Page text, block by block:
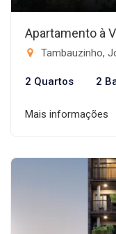
Apartamento à
Tambauzinho,
2 Quartos 2
Mais informações